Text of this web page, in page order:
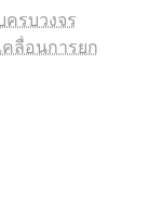
รบวงจร
คลื่อนการยก